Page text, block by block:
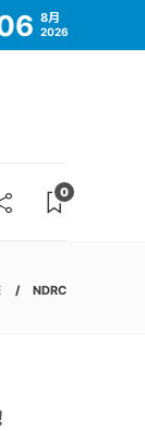
8月
2026
0
NDRC